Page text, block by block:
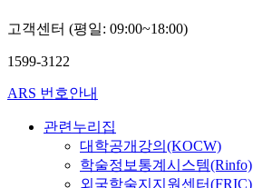
고객센터 (평일: 09:00~18:00)
1599-3122
ARS 번호안내
관련누리집
대학공개강의(KOCW)
학술정보통계시스템(Rinfo)
외국학술지지원센터(FRIC)